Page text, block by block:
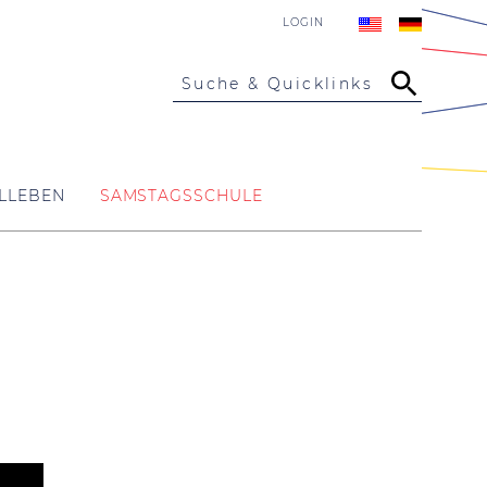
LOGIN
Suche & Quicklinks
SAMSTAGSSCHULE